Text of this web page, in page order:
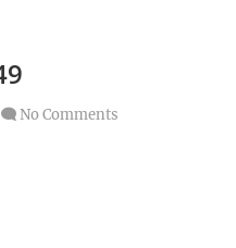
No Comments